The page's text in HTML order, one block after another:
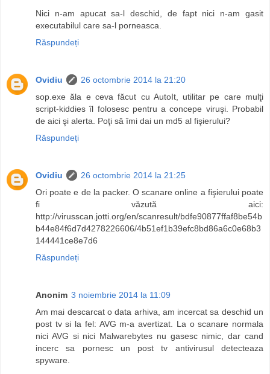
Nici n-am apucat sa-l deschid, de fapt nici n-am gasit
executabilul care sa-l porneasca.
Răspundeți
Ovidiu
26 octombrie 2014 la 21:20
sop.exe ăla e ceva făcut cu AutoIt, utilitar pe care mulţi
script-kiddies îl folosesc pentru a concepe viruşi. Probabil
de aici şi alerta. Poţi să îmi dai un md5 al fişierului?
Răspundeți
Ovidiu
26 octombrie 2014 la 21:25
Ori poate e de la packer. O scanare online a fişierului poate
fi văzută aici:
http://virusscan.jotti.org/en/scanresult/bdfe90877ffaf8be54b
b44e84f6d7d4278226606/4b51ef1b39efc8bd86a6c0e68b3
144441ce8e7d6
Răspundeți
Anonim 3 noiembrie 2014 la 11:09
Am mai descarcat o data arhiva, am incercat sa deschid un
post tv si la fel: AVG m-a avertizat. La o scanare normala
nici AVG si nici Malwarebytes nu gasesc nimic, dar cand
incerc sa pornesc un post tv antivirusul detecteaza
spyware.